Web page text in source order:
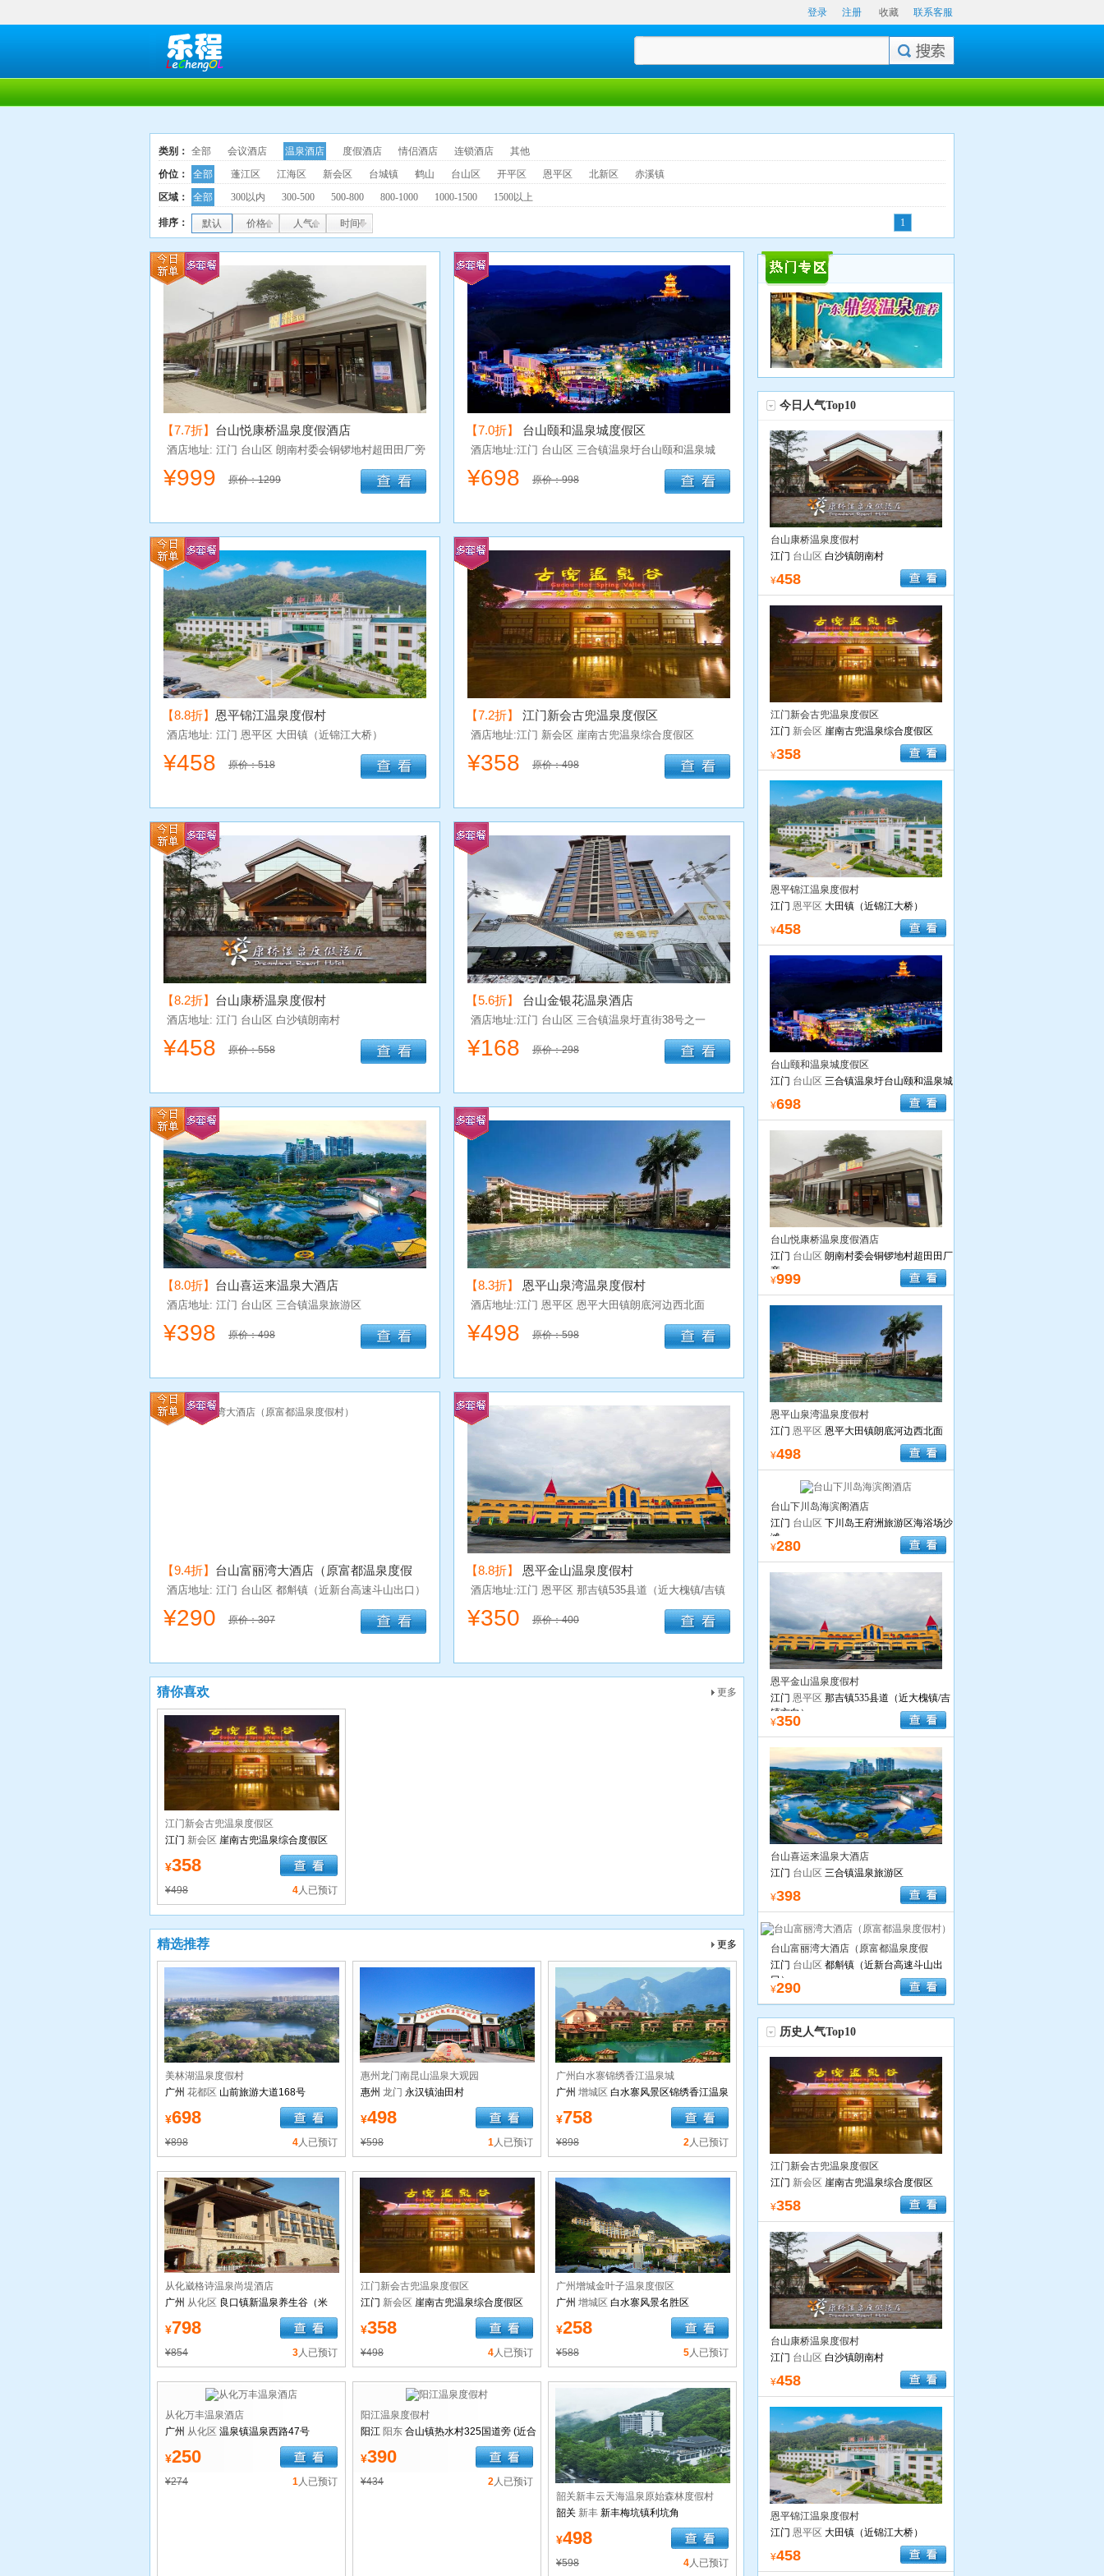
登录 注册 收藏 联系客服
类别： 全部 会议酒店 温泉酒店 度假酒店 情侣酒店 连锁酒店
其他
价位：
全部 蓬江区 江海区 新会区 台城镇 鹤山 台山区 开平区 恩平区 北新区
赤溪镇
区域：
全部 300以内 300-500 500-800 800-1000 1000-1500 1500以上
排序： 默认 价格 人气 时间 1
【7.7折】 台山悦康桥温泉度假酒店
酒店地址: 江门 台山区 朗南村委会铜锣地村超田田厂旁
¥999 原价：1299
【7.0折】 台山颐和温泉城度假区
酒店地址:江门 台山区 三合镇温泉圩台山颐和温泉城
¥698 原价：998
【8.8折】 恩平锦江温泉度假村
酒店地址: 江门 恩平区 大田镇（近锦江大桥）
¥458 原价：518
【7.2折】 江门新会古兜温泉度假区
酒店地址:江门 新会区 崖南古兜温泉综合度假区
¥358 原价：498
【8.2折】 台山康桥温泉度假村
酒店地址: 江门 台山区 白沙镇朗南村
¥458 原价：558
【5.6折】 台山金银花温泉酒店
酒店地址:江门 台山区 三合镇温泉圩直街38号之一
¥168 原价：298
【8.0折】 台山喜运来温泉大酒店
酒店地址: 江门 台山区 三合镇温泉旅游区
¥398 原价：498
【8.3折】 恩平山泉湾温泉度假村
酒店地址:江门 恩平区 恩平大田镇朗底河边西北面
¥498 原价：598
【9.4折】 台山富丽湾大酒店（原富都温泉度假
村）
酒店地址: 江门 台山区 都斛镇（近新台高速斗山出口）
¥290 原价：307
【8.8折】 恩平金山温泉度假村
酒店地址:江门 恩平区 那吉镇535县道（近大槐镇/吉镇
方向）
¥350 原价：400
猜你喜欢 更多
江门新会古兜温泉度假区
江门 新会区 崖南古兜温泉综合度假区
¥358
¥498 4人已预订
精选推荐 更多
美林湖温泉度假村
广州 花都区 山前旅游大道168号
¥698
¥898 4人已预订
惠州龙门南昆山温泉大观园
惠州 龙门 永汉镇油田村
¥498
¥598 1人已预订
广州白水寨锦绣香江温泉城
广州 增城区 白水寨风景区锦绣香江温泉
城
¥758
¥898 2人已预订
从化崴格诗温泉尚堤酒店
广州 从化区 良口镇新温泉养生谷（米
埔）直入
¥798
¥854 3人已预订
江门新会古兜温泉度假区
江门 新会区 崖南古兜温泉综合度假区
¥358
¥498 4人已预订
广州增城金叶子温泉度假区
广州 增城区 白水寨风景名胜区
¥258
¥588 5人已预订
从化万丰温泉酒店
广州 从化区 温泉镇温泉西路47号
¥250
¥274 1人已预订
阳江温泉度假村
阳江 阳东 合山镇热水村325国道旁 (近合
山镇那龙出口)
¥390
¥434 2人已预订
韶关新丰云天海温泉原始森林度假村
韶关 新丰 新丰梅坑镇利坑角
¥498
¥598 4人已预订
今日人气Top10
台山康桥温泉度假村
江门 台山区 白沙镇朗南村
¥458
江门新会古兜温泉度假区
江门 新会区 崖南古兜温泉综合度假区
¥358
恩平锦江温泉度假村
江门 恩平区 大田镇（近锦江大桥）
¥458
台山颐和温泉城度假区
江门 台山区 三合镇温泉圩台山颐和温泉城
¥698
台山悦康桥温泉度假酒店
江门 台山区 朗南村委会铜锣地村超田田厂
旁
¥999
恩平山泉湾温泉度假村
江门 恩平区 恩平大田镇朗底河边西北面
¥498
台山下川岛海滨阁酒店
江门 台山区 下川岛王府洲旅游区海浴场沙
滩
¥280
恩平金山温泉度假村
江门 恩平区 那吉镇535县道（近大槐镇/吉
镇方向）
¥350
台山喜运来温泉大酒店
江门 台山区 三合镇温泉旅游区
¥398
台山富丽湾大酒店（原富都温泉度假
村）
江门 台山区 都斛镇（近新台高速斗山出
口）
¥290
历史人气Top10
江门新会古兜温泉度假区
江门 新会区 崖南古兜温泉综合度假区
¥358
台山康桥温泉度假村
江门 台山区 白沙镇朗南村
¥458
恩平锦江温泉度假村
江门 恩平区 大田镇（近锦江大桥）
¥458